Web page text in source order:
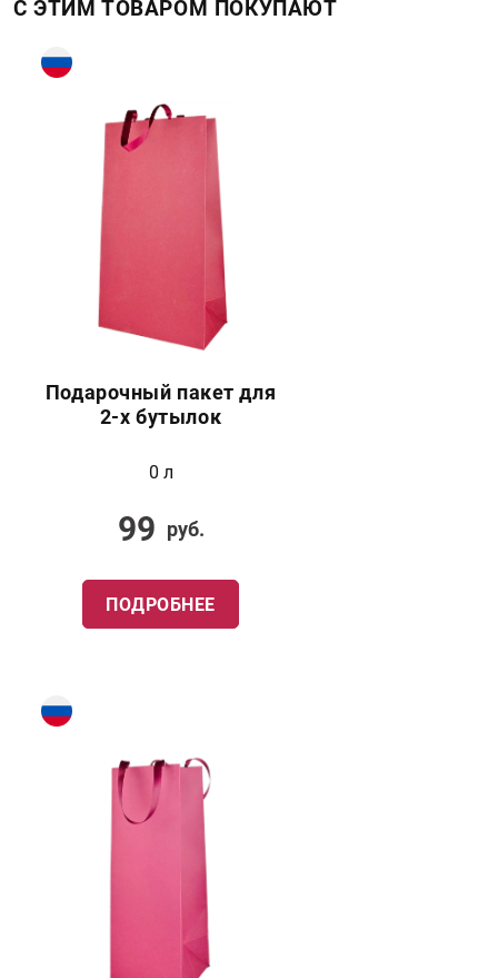
С ЭТИМ ТОВАРОМ ПОКУПАЮТ
Подарочный пакет для
2-х бутылок
0 л
99 руб.
ПОДРОБНЕЕ